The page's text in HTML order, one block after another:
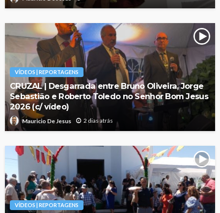
VÍDEOS | REPORTAGENS
CRUZAL | Desgarrada entre Bruno Oliveira, Jorge
Sebastião e Roberto Toledo no Senhor Bom Jesus
2026 (c/ vídeo)
Mauricio De Jesus 2 dias atrás
VÍDEOS | REPORTAGENS